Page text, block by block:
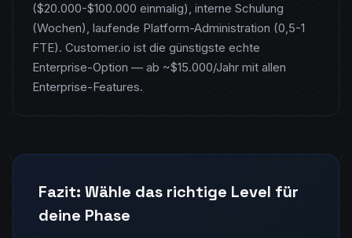
($20.000-$100.000 einmalig), interne Schulung
(Wochen), laufende Platform-Administration (0,5-1
FTE). Customer.io ist die günstigste echte
Enterprise-Option — ab ~$15.000/Jahr mit allen
Enterprise-Features.
Fazit: Wähle das richtige Level für
deine Phase